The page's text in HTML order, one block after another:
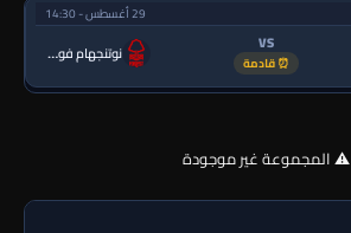
29 أغسطس - 14:30
VS
⏰ قادمة نوتنجهام فورست
⚠️ المجموعة غير موجودة